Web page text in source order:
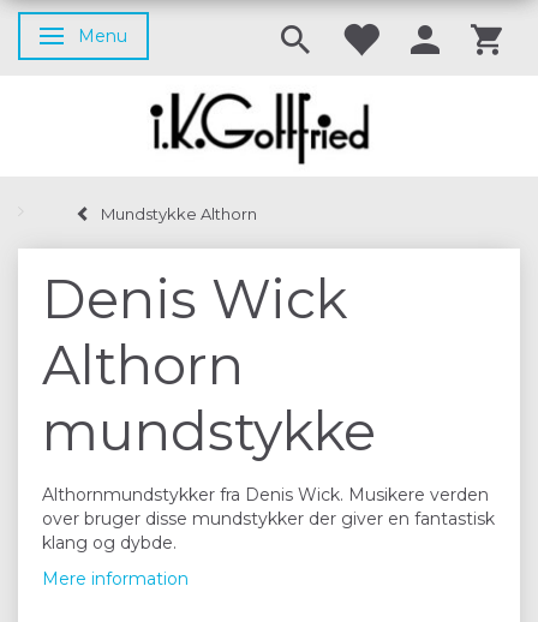
Skifte navigation
Menu
Mundstykke Althorn
Denis Wick
Althorn
mundstykke
Althornmundstykker fra Denis Wick. Musikere verden
over bruger disse mundstykker der giver en fantastisk
klang og dybde.
Mere information